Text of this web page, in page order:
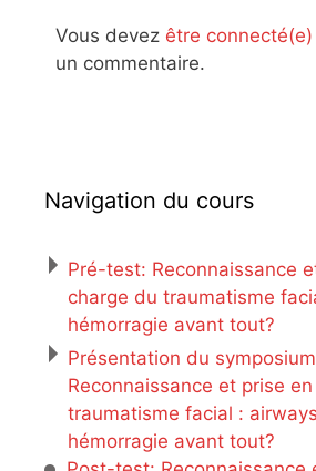
Vous devez être connecté(e)
un commentaire.
Navigation du cours
Pré-test: Reconnaissance
charge du traumatisme
hémorragie avant tout?
Présentation du
Reconnaissance et prise
traumatisme facial :
hémorragie avant tout?